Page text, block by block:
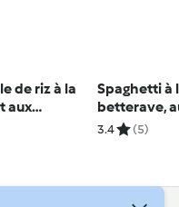
de riz à la
aux
Spaghetti à
betterave,
au bleu
3.4 (5)